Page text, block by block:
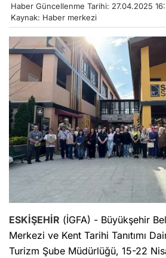
Haber Güncellenme Tarihi: 27.04.2025
Kaynak: Haber merkezi
ESKİŞEHİR (İGFA) - Büyükşehir
Merkezi ve Kent Tarihi Tanıtımı
Turizm Şube Müdürlüğü, 15-22